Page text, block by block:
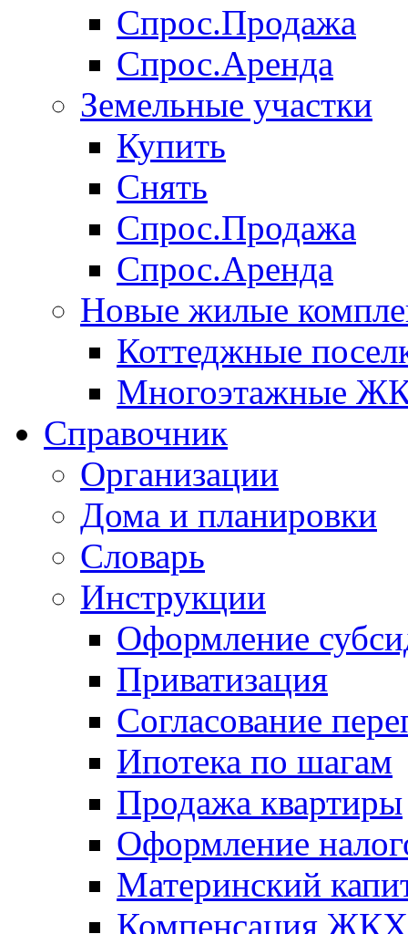
Спрос.Продажа
Спрос.Аренда
Земельные участки
Купить
Снять
Спрос.Продажа
Спрос.Аренда
Новые жилые
Коттеджные
Многоэтажные
Справочник
Организации
Дома и планировки
Словарь
Инструкции
Оформление
Приватизация
Согласование
Ипотека по шагам
Продажа квартиры
Оформление
Материнский
Компенсация ЖКХ